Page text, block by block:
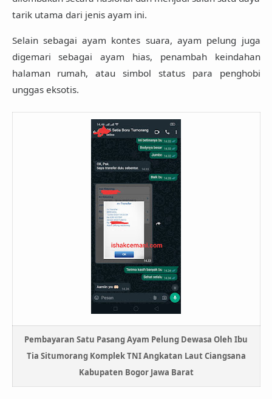
tarik utama dari jenis ayam ini.
Selain sebagai ayam kontes suara, ayam pelung juga
digemari sebagaiayam hias, penambah keindahan
halaman rumah, atau simbol status para penghobi
unggas eksotis.
Pembayaran Satu Pasang Ayam Pelung Dewasa Oleh Ibu
Tia Situmorang Komplek TNI Angkatan Laut Ciangsana
Kabupaten Bogor Jawa Barat